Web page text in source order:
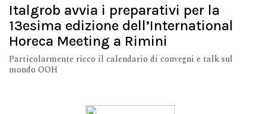
Italgrob avvia i preparativi per la
13esima edizione dell’International
Horeca Meeting a Rimini
Particolarmente ricco il calendario di convegni e talk sul
mondo OOH